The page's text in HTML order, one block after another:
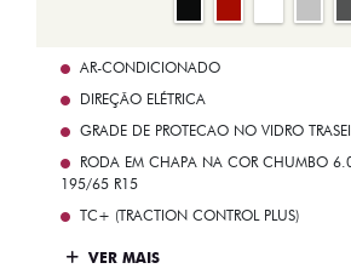
AR-CONDICIONADO
DIREÇÃO ELÉTRICA
GRADE DE PROTECAO NO VIDRO
RODA EM CHAPA NA COR CHUMBO
195/65 R15
TC+ (TRACTION CONTROL PLUS)
VER MAIS